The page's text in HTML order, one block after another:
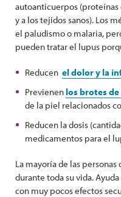
autoanticuerpos (proteínas
y a los tejidos sanos). Los
el paludismo o malaria,
pueden tratar el lupus
Reducen el dolor y la
Previenen los brotes
de la piel relacionados
Reducen la dosis
medicamentos para el
La mayoría de las
durante toda su vida.
con muy pocos efectos